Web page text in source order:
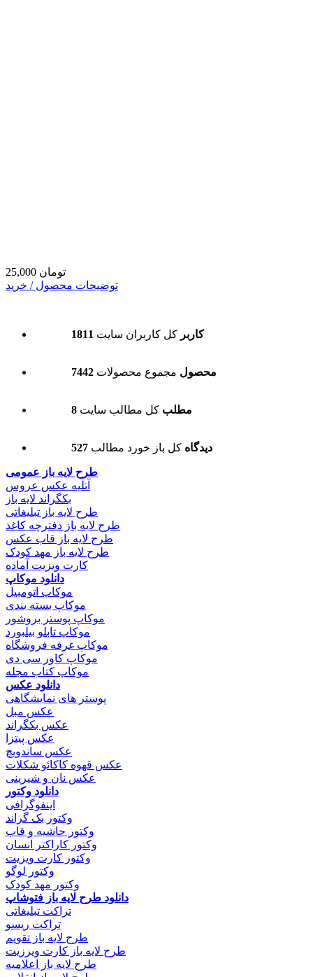
25,000 تومان
توضیحات محصول / خرید
1811 کاربر کل کاربران سایت
7442 محصول مجموع محصولات
8 مطلب کل مطالب سایت
527 دیدگاه کل باز خورد مطالب
طرح لایه باز عمومی
آتلیه عکس عروس
بکگراند لایه باز
طرح لایه باز تبلیغاتی
طرح لایه باز دفترچه کاغذ
طرح لایه باز قاب عکس
طرح لایه باز مهد کودک
کارت ویزیت آماده
دانلود موکاپ
موکاپ اتومبیل
موکاپ بسته بندی
موکاپ پوستر بروشور
موکاپ تابلو بیلبورد
موکاپ غرفه فروشگاه
موکاپ کاور سی دی
موکاپ کتاب مجله
دانلود عکس
پوستر های نمایشگاهی
عکس مبل
عکس بکگراند
عکس پیتزا
عکس ساندویچ
عکس قهوه کاکائو شکلات
عکس نان و شیرینی
دانلود وکتور
اینفوگرافی
وکتور بک گراند
وکتور حاشیه و قاب
وکتور کاراکتر انسان
وکتور کارت ویزیت
وکتور لوگو
وکتور مهد کودک
دانلود طرح لایه باز فتوشاپ
تراکت تبلیغاتی
تراکت ریسو
طرح لایه باز تقویم
طرح لایه باز کارت ویززیت
طرح لایه باز اعلامیه